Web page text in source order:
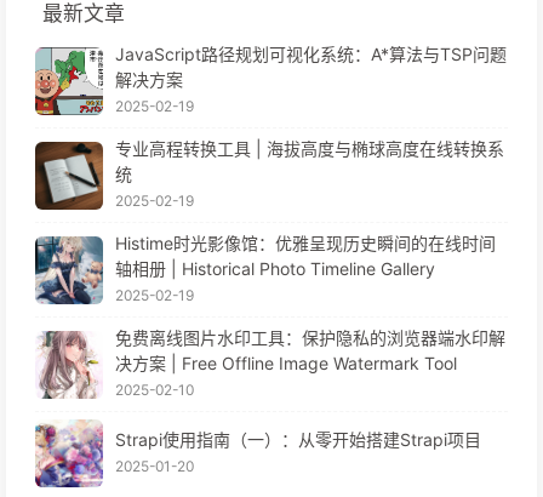
最新文章
JavaScript路径规划可视化系统：A*算法与TSP问题
解决方案
2025-02-19
专业高程转换工具 | 海拔高度与椭球高度在线转换系
统
2025-02-19
Histime时光影像馆：优雅呈现历史瞬间的在线时间
轴相册 | Historical Photo Timeline Gallery
2025-02-19
免费离线图片水印工具：保护隐私的浏览器端水印解
决方案 | Free Offline Image Watermark Tool
2025-02-10
Strapi使用指南（一）：从零开始搭建Strapi项目
2025-01-20